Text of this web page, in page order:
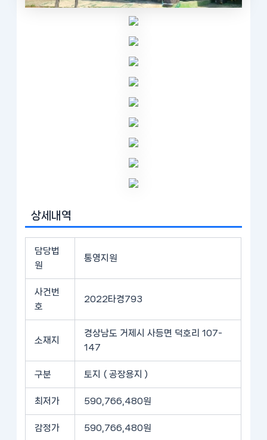
상세내역
담당법
원
통영지원
사건번
호
2022타경793
소재지
경상남도 거제시 사등면 덕호리 107-
147
구분 토지 ( 공장용지 )
최저가 590,766,480원
감정가 590,766,480원